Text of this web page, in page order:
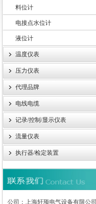
料位计
电接点水位计
液位计
温度仪表
压力仪表
代理品牌
电线电缆
记录/控制/显示仪表
流量仪表
执行器/检定装置
公司：上海轩顼电气设备有限公司